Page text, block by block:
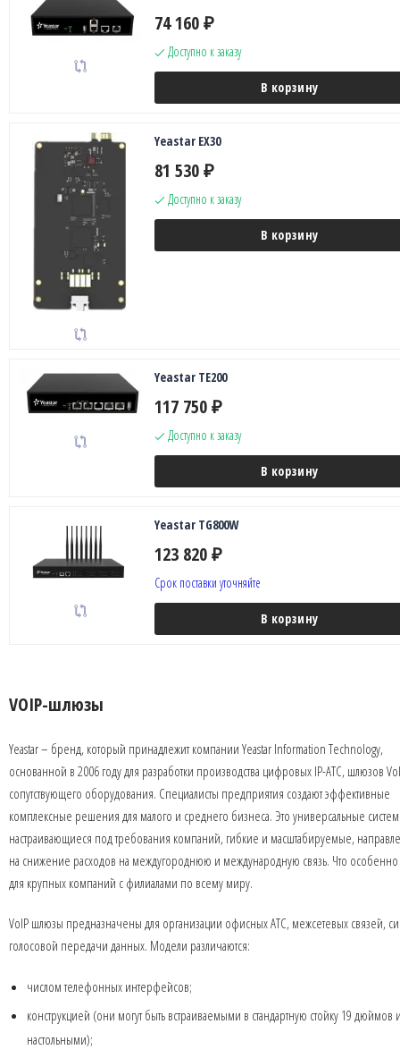
74 160 ₽
Доступно к заказу
В корзину
Yeastar EX30
81 530 ₽
Доступно к заказу
В корзину
Yeastar TE200
117 750 ₽
Доступно к заказу
В корзину
Yeastar TG800W
123 820 ₽
Срок поставки уточняйте
В корзину
VOIP-шлюзы
Yeastar – бренд, который принадлежит компании Yeastar Information Technology,
основанной в 2006 году для разработки производства цифровых IP-АТС, шлюзов
сопутствующего оборудования. Специалисты предприятия создают эффективные
комплексные решения для малого и среднего бизнеса. Это универсальные
настраивающиеся под требования компаний, гибкие и масштабируемые,
на снижение расходов на междугороднюю и международную связь. Что
для крупных компаний с филиалами по всему миру.
VoIP шлюзы предназначены для организации офисных АТС, межсетевых связей,
голосовой передачи данных. Модели различаются:
числом телефонных интерфейсов;
конструкцией (они могут быть встраиваемыми в стандартную стойку 19 дюймов
настольными);